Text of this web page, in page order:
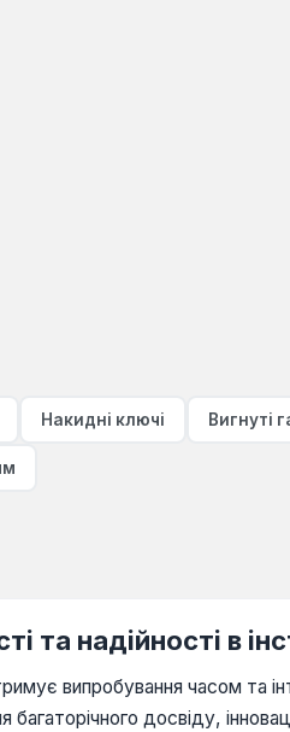
Накидні ключі Вигнуті
та надійності в
випробування часом та
досвіду,